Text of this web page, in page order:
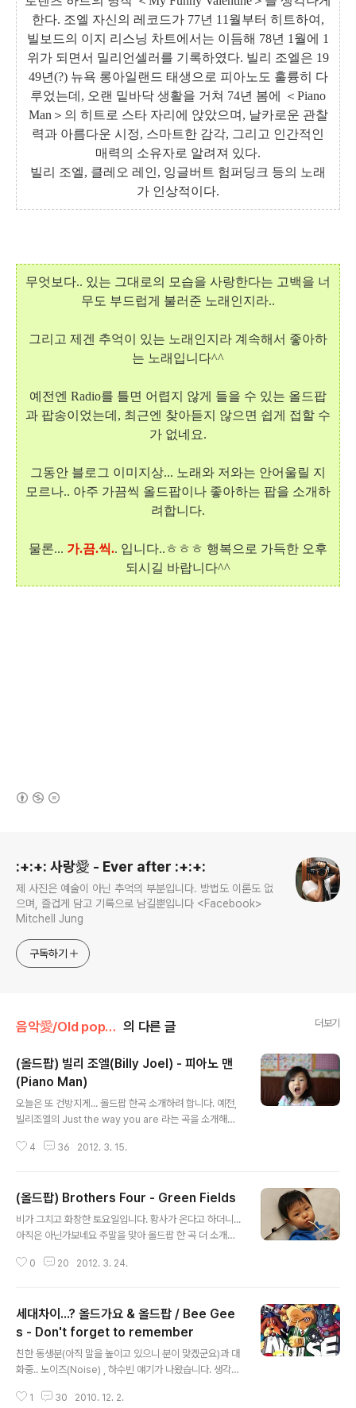
한다. 조엘 자신의 레코드가 77년 11월부터 히트하여,
빌보드의 이지 리스닝 차트에서는 이듬해 78년 1월에 1
위가 되면서 밀리언셀러를 기록하였다. 빌리 조엘은 19
49년(?) 뉴욕 롱아일랜드 태생으로 피아노도 훌륭히 다
루었는데, 오랜 밑바닥 생활을 거쳐 74년 봄에 ＜Piano
Man＞의 히트로 스타 자리에 앉았으며, 날카로운 관찰
력과 아름다운 시정, 스마트한 감각, 그리고 인간적인
매력의 소유자로 알려져 있다.
빌리 조엘, 클레오 레인, 잉글버트 험퍼딩크 등의 노래
가 인상적이다.
무엇보다.. 있는 그대로의 모습을 사랑한다는 고백을 너
무도 부드럽게 불러준 노래인지라..
그리고 제겐 추억이 있는 노래인지라 계속해서 좋아하
는 노래입니다^^
예전엔 Radio를 틀면 어렵지 않게 들을 수 있는 올드팝
과 팝송이었는데, 최근엔 찾아듣지 않으면 쉽게 접할 수
가 없네요.
그동안 블로그 이미지상... 노래와 저와는 안어울릴 지
모르나.. 아주 가끔씩 올드팝이나 좋아하는 팝을 소개하
려합니다.
물론... 가.끔.씩.. 입니다..ㅎㅎㅎ 행복으로 가득한 오후
되시길 바랍니다^^
:+:+: 사랑愛 - Ever after :+:+:
제 사진은 예술이 아닌 추억의 부분입니다. 방법도 이론도 없
으며, 즐겁게 담고 기록으로 남길뿐입니다 <Facebook>
Mitchell Jung
구독하기
음악愛/Old pop~★ 의 다른 글 더보기
(올드팝) 빌리 조엘(Billy Joel) - 피아노 맨
(Piano Man)
오늘은 또 건방지게... 올드팝 한곡 소개하려 합니다. 예전,
빌리조엘의 Just the way you are 라는 곡을 소개해드
(Piano Man)이라는 세계적으로 유명한 곡이며 제가 너무
~ [지난 글] 2012/02/14 - [그외愛/Old pop~★] - (올
드팝) Stand by me - Ben E. King 2010/12/09 - [그
외愛/Old pop~★] - 올드팝 이야기 Billy Joel - Just t
★] - 올드가요 & 올드팝 / Bee..
4 36 2012. 3. 15.
(올드팝) Brothers Four - Green Fields
비가 그치고 화창한 토요일입니다. 황사가 온다고 하더니...
아직은 아닌가보네요 주말을 맞아 올드팝 한 곡 더 소개할
잎이 있었습니다. 워크맨에 넣고 다니며 항상 듣던 테잎이
배경으로 나왔던 음악입니다. 오! 이곡? 내가 좋아하는 노
래군! 하면서 따라 불렀었답니다. Green Fields - Broth
ers Four Once there were green fields kissed b
y the sun 옛날 햇살이 빛나는 푸른 초원이 있었어요. On
ce there were valleys where rivers used to run
옛날 강물이 ..
0 20 2012. 3. 24.
세대차이...? 올드가요 & 올드팝 / Bee Gee
s - Don't forget to remember
친한 동생분(아직 말을 높이고 있으니 분이 맞겠군요)과 대
화중.. 노이즈(Noise) , 하수빈 얘기가 나왔습니다. 생각난
을 잠시 떨어보기위해) 포스팅 하나 해봅니다^^;;; 이곳의
1 30 2010. 12. 2.